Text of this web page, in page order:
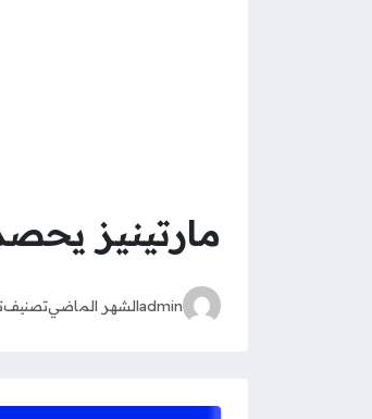
مارتينيز
adminالشهر الماضيتصنيف